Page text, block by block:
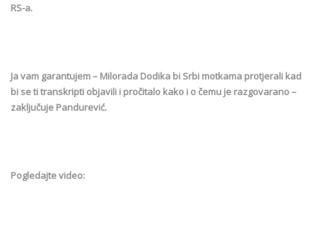
RS-a.
Ja vam garantujem – Milorada Dodika bi Srbi motkama protjerali kad
bi se ti transkripti objavili i pročitalo kako i o čemu je razgovarano –
zaključuje Pandurević.
Pogledajte video: